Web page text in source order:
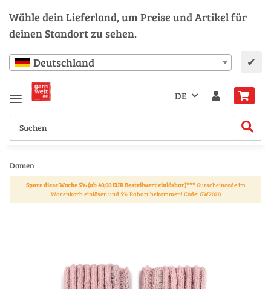
Wähle dein Lieferland, um Preise und Artikel für
deinen Standort zu sehen.
Deutschland ✔
DE
Damen
Spare diese Woche 5% (ab 40,00 EUR Bestellwert einlösbar)***Gutscheincode im
Warenkorb einlösen und 5% Rabatt bekommen! Code: GW2020